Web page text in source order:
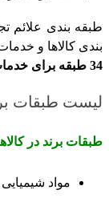
طبقه‌ بندی علائم
بندی کالاها و
34 طبقه برای خدمات است.
لیست طبقات
طبقات برند در
مواد